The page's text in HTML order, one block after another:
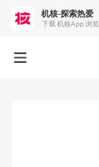
机核-探索热爱
下载 机核App 浏